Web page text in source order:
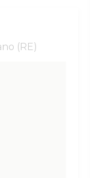
(RE)